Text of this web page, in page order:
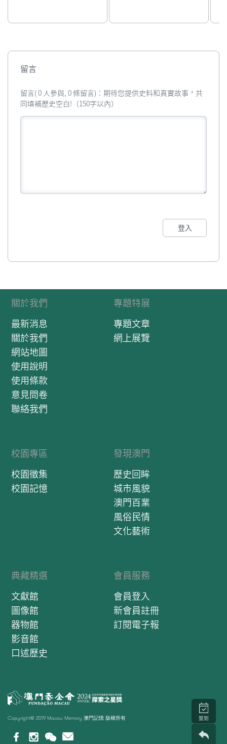
留言
留言( 0 人參與, 0 條留言)：期待您提供史料和真實故事，共
同填補歷史空白!（150字以內）
登入
關於我們
最新消息
關於我們
網站地圖
使用說明
使用條款
意見問卷
聯絡我們
專題特展
專題文章
網上展覽
校園專區
校園徵集
校園記憶
發現澳門
歷史回眸
城市風貌
澳門百業
風俗民情
文化藝術
典藏精選
文獻館
圖像館
器物館
影音館
口述歷史
會員服務
會員登入
新會員註冊
訂閱電子報
Copyright© 2019 Macau Memory 澳門記憶 版權所有 簽到